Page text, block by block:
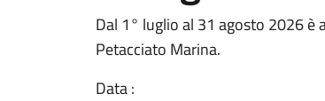
Dal 1° luglio al 31 agosto 2026 è
Petacciato Marina.
Data :